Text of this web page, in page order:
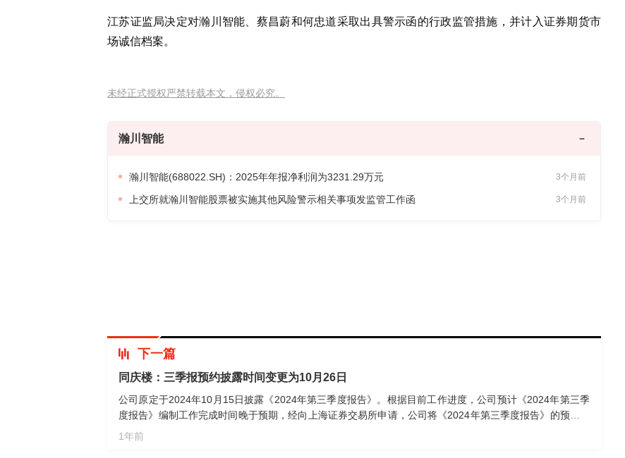
江苏证监局决定对瀚川智能、蔡昌蔚和何忠道采取出具警示函的行政监管措施，并计入证券期货市
场诚信档案。
未经正式授权严禁转载本文，侵权必究。
瀚川智能
瀚川智能(688022.SH)：2025年年报净利润为3231.29万元 3个月前
上交所就瀚川智能股票被实施其他风险警示相关事项发监管工作函 3个月前
下一篇
同庆楼：三季报预约披露时间变更为10月26日
公司原定于2024年10月15日披露《2024年第三季度报告》。根据目前工作进度，公司预计《2024年第三季
度报告》编制工作完成时间晚于预期，经向上海证券交易所申请，公司将《2024年第三季度报告》的预约披
露时间变更为2024年10月26日。
1年前